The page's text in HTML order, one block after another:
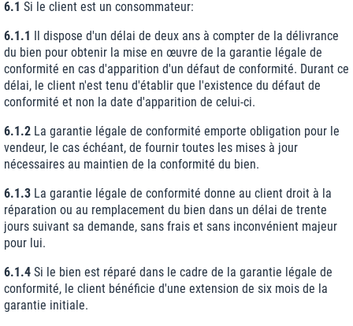
6.1 Si le client est un consommateur:
6.1.1 Il dispose d'un délai de deux ans à compter de la délivrance
du bien pour obtenir la mise en œuvre de la garantie légale de
conformité en cas d'apparition d'un défaut de conformité. Durant ce
délai, le client n'est tenu d'établir que l'existence du défaut de
conformité et non la date d'apparition de celui-ci.
6.1.2 La garantie légale de conformité emporte obligation pour le
vendeur, le cas échéant, de fournir toutes les mises à jour
nécessaires au maintien de la conformité du bien.
6.1.3 La garantie légale de conformité donne au client droit à la
réparation ou au remplacement du bien dans un délai de trente
jours suivant sa demande, sans frais et sans inconvénient majeur
pour lui.
6.1.4 Si le bien est réparé dans le cadre de la garantie légale de
conformité, le client bénéficie d'une extension de six mois de la
garantie initiale.